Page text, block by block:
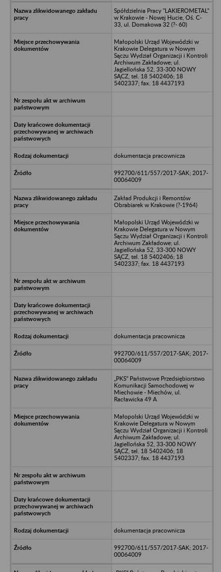
Spółdzielnia Pracy "LAKIEROMETAL"
w Krakowie - Nowej Hucie, Oś. C-
33, ul. Domakowa 32 (?- 60)
Małopolski Urząd Wojewódzki w
Krakowie Delegatura w Nowym
Sączu Wydział Organizacji i Kontroli
Archiwum Zakładowe; ul.
Jagiellońska 52, 33-300 NOWY
SĄCZ, tel. 18 5402406; 18
5402337; fax. 18 4437193
dokumentacja pracownicza
992700/611/557/2017-SAK; 2017-
00064009
Zakład Produkcji i Remontów
Obrabiarek w Krakowie (?-1964)
Małopolski Urząd Wojewódzki w
Krakowie Delegatura w Nowym
Sączu Wydział Organizacji i Kontroli
Archiwum Zakładowe; ul.
Jagiellońska 52, 33-300 NOWY
SĄCZ, tel. 18 5402406; 18
5402337; fax. 18 4437193
dokumentacja pracownicza
992700/611/557/2017-SAK; 2017-
00064009
„PKS” Państwowe Przedsiębiorstwo
Komunikacji Samochodowej w
Miechowie - Miechów, ul.
Racławicka 49 A
Małopolski Urząd Wojewódzki w
Krakowie Delegatura w Nowym
Sączu Wydział Organizacji i Kontroli
Archiwum Zakładowe; ul.
Jagiellońska 52, 33-300 NOWY
SĄCZ, tel. 18 5402406; 18
5402337; fax. 18 4437193
dokumentacja pracownicza
992700/611/557/2017-SAK; 2017-
00064009